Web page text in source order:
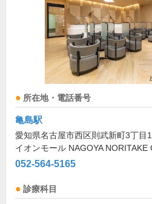
所在地・電話番号
亀島駅
愛知県名古屋市西区則武新町3丁目
イオンモール NAGOYA NORITAKE
052-564-5165
診療科目